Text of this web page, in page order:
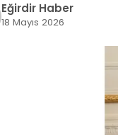
Eğirdir Haber
18 Mayıs 2026